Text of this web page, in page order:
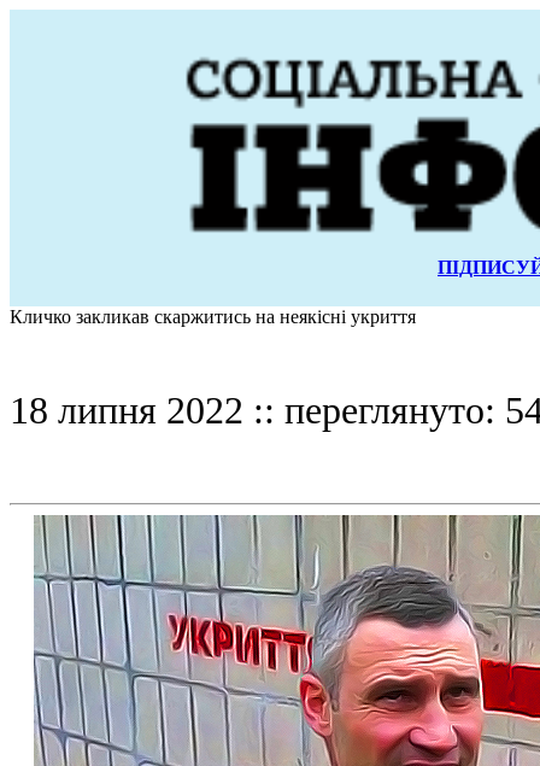
Кличко закликав скаржитись на неякісні укриття
18 липня 2022 :: переглянуто: